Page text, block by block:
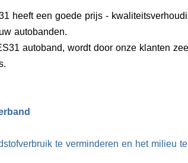
heeft een goede prijs -
autobanden.
autoband, wordt door onze klanten
te verminderen en het milieu